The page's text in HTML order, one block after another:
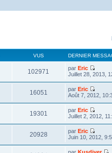
VUS DERNIER
102971 parEric
Juillet 28, 2013,
16051 parEric
Août 7, 2012,
19301 parEric
Juillet 2, 2012,
20928 parEric
Juin 10, 2012,